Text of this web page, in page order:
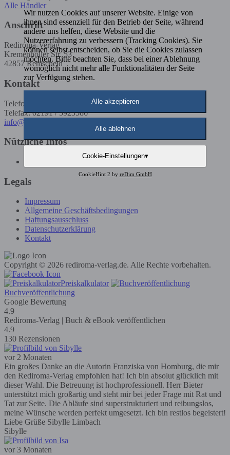
Alle Händler
Anschrift
Rediroma-Verlag
Kremenholler Str. 53
42857 Remscheid
Kontakt
Telefon: 02191 / 5923585
Telefax: 02191 / 5923586
info@rediroma-verlag.de
Nützliche Infos
Legals
Impressum
Allgemeine Geschäftsbedingungen
Haftungsausschluss
Datenschutzerklärung
Kontakt
Copyright © 2026 rediroma-verlag.de. Alle Rechte vorbehalten.
Preiskalkulator
Buchveröffentlichung
Google Bewertung
4.9
Rediroma-Verlag | Buch & eBook veröffentlichen
4.9
130 Rezensionen
vor 2 Monaten
Ein großes Danke an die Autorin Franziska von Homburg, die mir
den Rediroma-Verlag empfohlen hat! Ich bin absolut glücklich mit
dieser Wahl. Die Betreuung ist hochprofessionell. Herr Bieter
unterstützt mich großartig und steht mir bei jeder Frage mit Rat und
Tat zur Seite. Die Abläufe sind superstrukturiert und reibungslos,
meine Wünsche werden perfekt umgesetzt. Ich bin restlos begeistert!
Liebe Grüße Sibylle Limbach
Sibylle
vor 3 Monaten
Wir nutzen Cookies auf unserer Website. Einige von
ihnen sind essenziell für den Betrieb der Seite, während
andere uns helfen, diese Website und die
Nutzererfahrung zu verbessern (Tracking Cookies). Sie
können selbst entscheiden, ob Sie die Cookies zulassen
möchten. Bitte beachten Sie, dass bei einer Ablehnung
womöglich nicht mehr alle Funktionalitäten der Seite
zur Verfügung stehen.
Alle akzeptieren
Alle ablehnen
Cookie-Einstellungen▾
CookieHint 2 by reDim GmbH